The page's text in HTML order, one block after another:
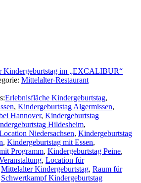
Kindergeburtstag im „EXCALIBUR“
Mittelalter-Restaurant
Erlebnisfläche Kindergeburtstag,
, Kindergeburtstag Algermissen,
Hannover, Kindergeburtstag
Hildesheim,
Niedersachsen, Kindergeburtstag
, Kindergeburtstag mit Essen,
Programm, Kindergeburtstag Peine,
, Location für
Mittelalter Kindergeburtstag, Raum für
Schwertkampf Kindergeburtstag